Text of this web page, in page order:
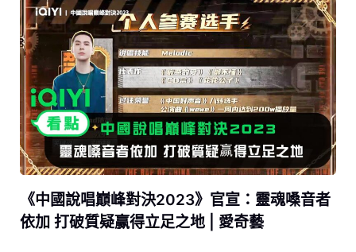
《中國說唱巔峰對決2023》官宣：靈魂嗓音者
依加 打破質疑赢得立足之地 | 愛奇藝